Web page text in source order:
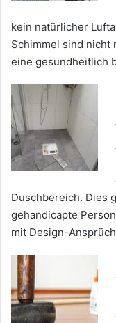
kein natürlicher
Schimmel sind nicht
eine gesundheitlich
Duschbereich. Dies
gehandicapte
mit Design-